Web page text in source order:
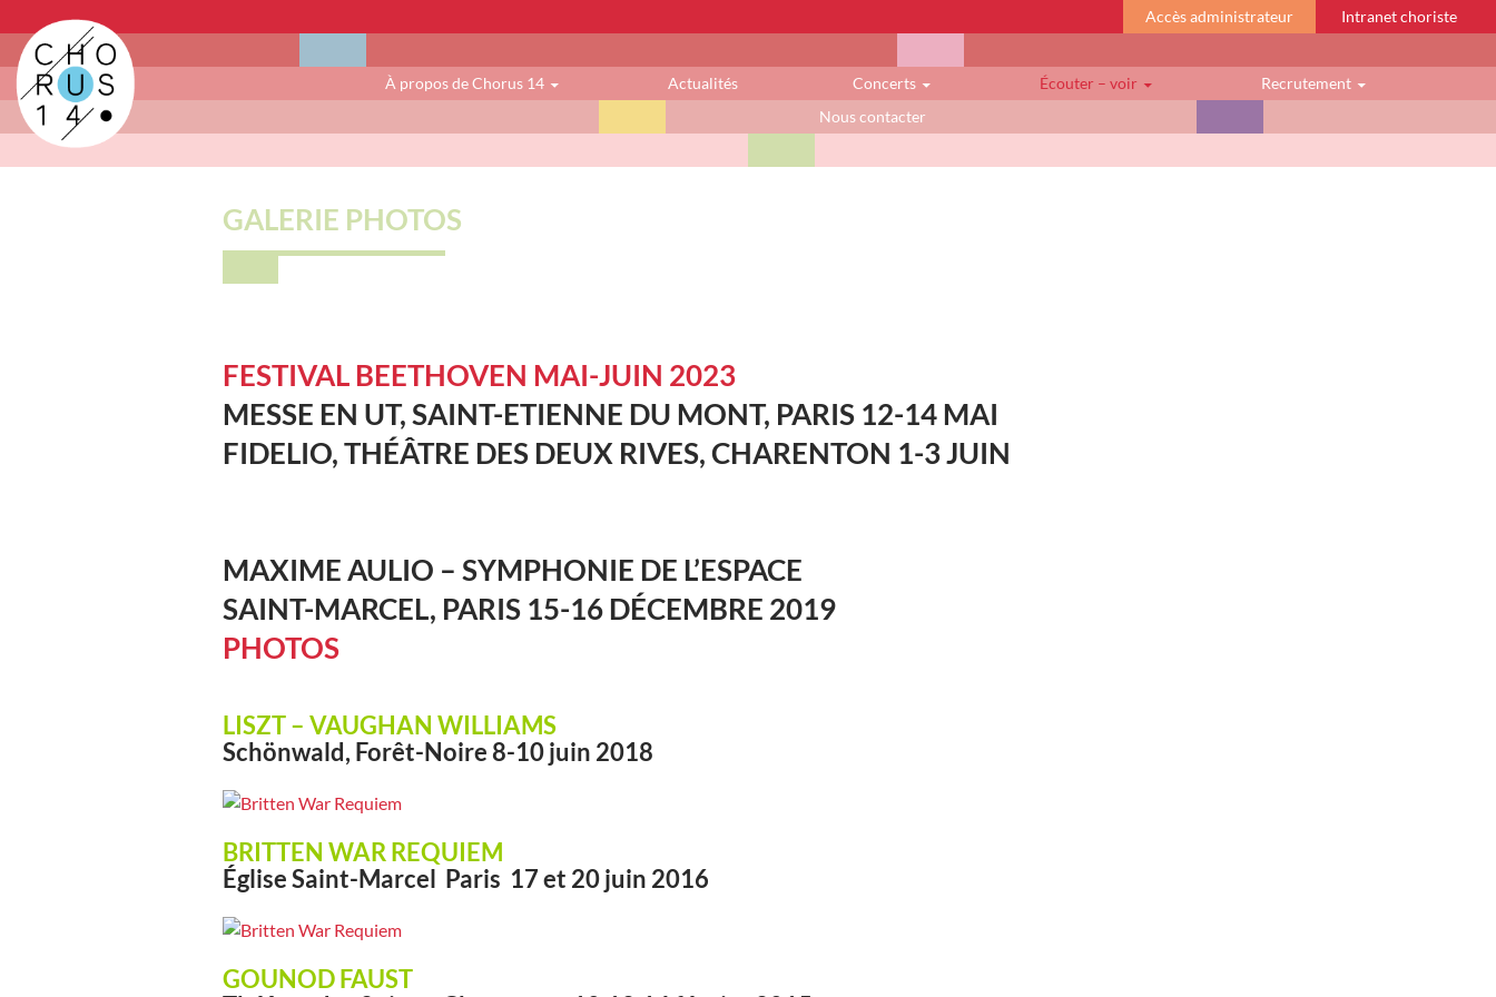
Accès administrateur Intranet choriste
À propos de Chorus 14 Actualités Concerts Écouter – voir
Recrutement
Nous contacter
GALERIE PHOTOS
FESTIVAL BEETHOVEN MAI-JUIN 2023
MESSE EN UT, SAINT-ETIENNE DU MONT, PARIS 12-14 MAI
FIDELIO, THÉÂTRE DES DEUX RIVES, CHARENTON 1-3 JUIN
MAXIME AULIO – SYMPHONIE DE L’ESPACE
SAINT-MARCEL, PARIS 15-16 DÉCEMBRE 2019
PHOTOS
LISZT – VAUGHAN WILLIAMS
Schönwald, Forêt-Noire 8-10 juin 2018
BRITTEN WAR REQUIEM
Église Saint-Marcel Paris 17 et 20 juin 2016
GOUNOD FAUST